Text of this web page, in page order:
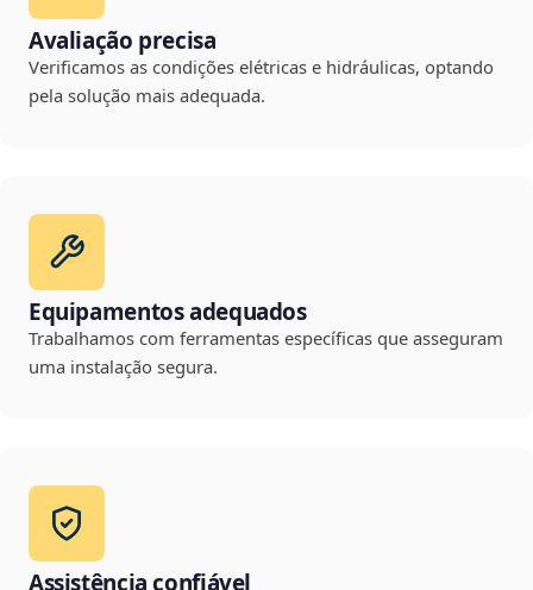
Avaliação precisa
Verificamos as condições elétricas e hidráulicas, optando
pela solução mais adequada.
Equipamentos adequados
Trabalhamos com ferramentas específicas que asseguram
uma instalação segura.
Assistência confiável